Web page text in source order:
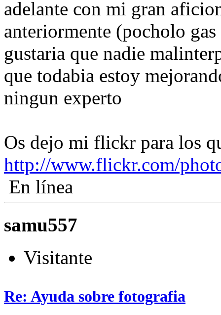
adelante con mi gran
anteriormente (pocholo
gustaria que nadie
que todabia estoy
ningun experto
Os dejo mi flickr para los
http://www.flickr.com/
En línea
samu557
Visitante
Re: Ayuda sobre fotografia